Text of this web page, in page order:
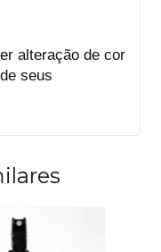
alteração de cor
seus